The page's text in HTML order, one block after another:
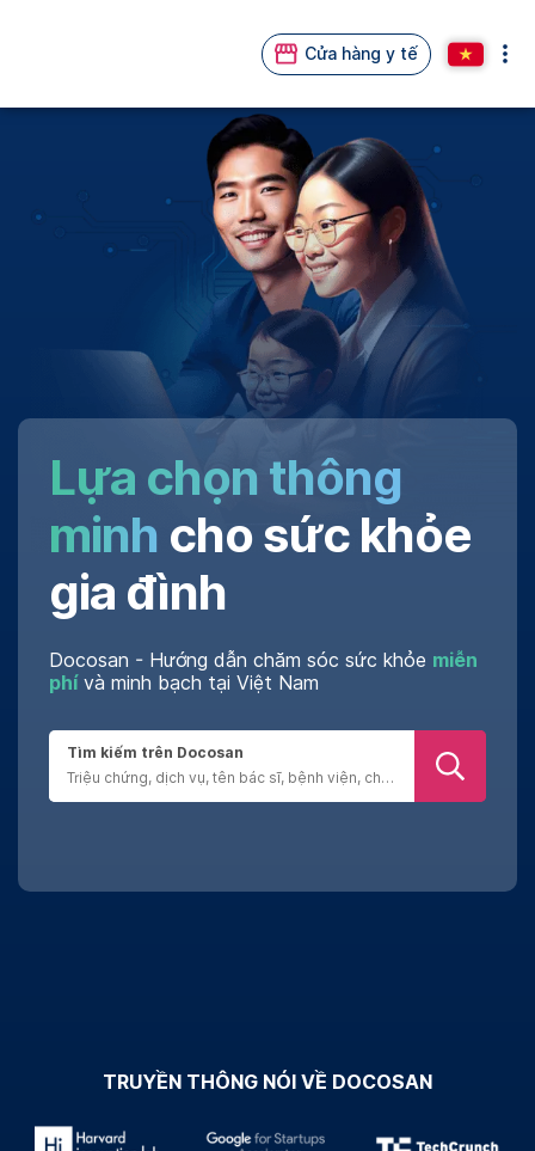
Cửa hàng y tế
Lựa chọn thông
minh cho sức khỏe
gia đình
Docosan - Hướng dẫn chăm sóc sức khỏe miễn
phívà minh bạch tại Việt Nam
Tìm kiếm trên Docosan
TRUYỀN THÔNG NÓI VỀ DOCOSAN